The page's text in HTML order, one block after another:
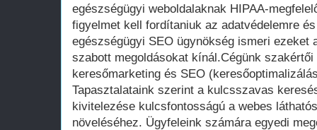
egészségügyi weboldalaknak HIPAA-
figyelmet kell fordítaniuk az adatvédelemre
egészségügyi SEO ügynökség ismeri ezeket
szabott megoldásokat kínál.Cégünk
keresőmarketing és SEO
Tapasztalataink szerint a kulcsszavas
kivitelezése kulcsfontosságú a webes
növeléséhez. Ügyfeleink számára egyedi